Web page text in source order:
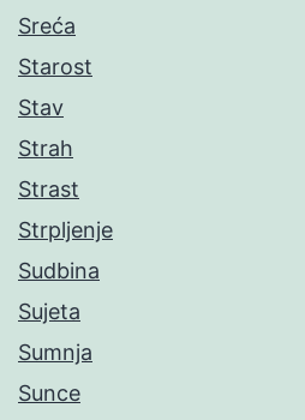
Sreća
Starost
Stav
Strah
Strast
Strpljenje
Sudbina
Sujeta
Sumnja
Sunce